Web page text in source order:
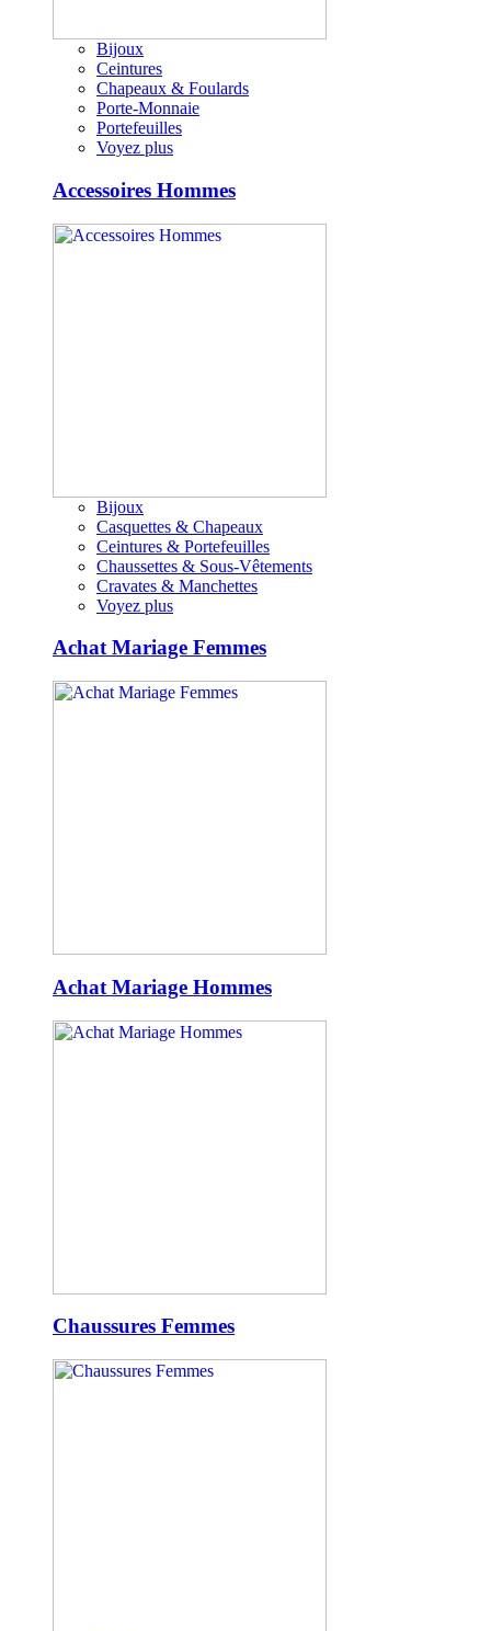
Bijoux
Ceintures
Chapeaux & Foulards
Porte-Monnaie
Portefeuilles
Voyez plus
Accessoires Hommes
Bijoux
Casquettes & Chapeaux
Ceintures & Portefeuilles
Chaussettes & Sous-Vêtements
Cravates & Manchettes
Voyez plus
Achat Mariage Femmes
Achat Mariage Hommes
Chaussures Femmes